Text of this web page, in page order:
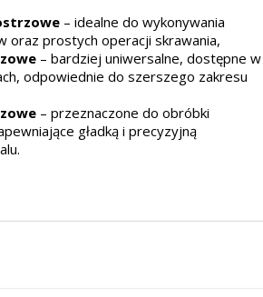
– idealne do wykonywania
oraz prostych operacji skrawania,
– bardziej uniwersalne, dostępne w
odpowiednie do szerszego zakresu
– przeznaczone do obróbki
gładką i precyzyjną